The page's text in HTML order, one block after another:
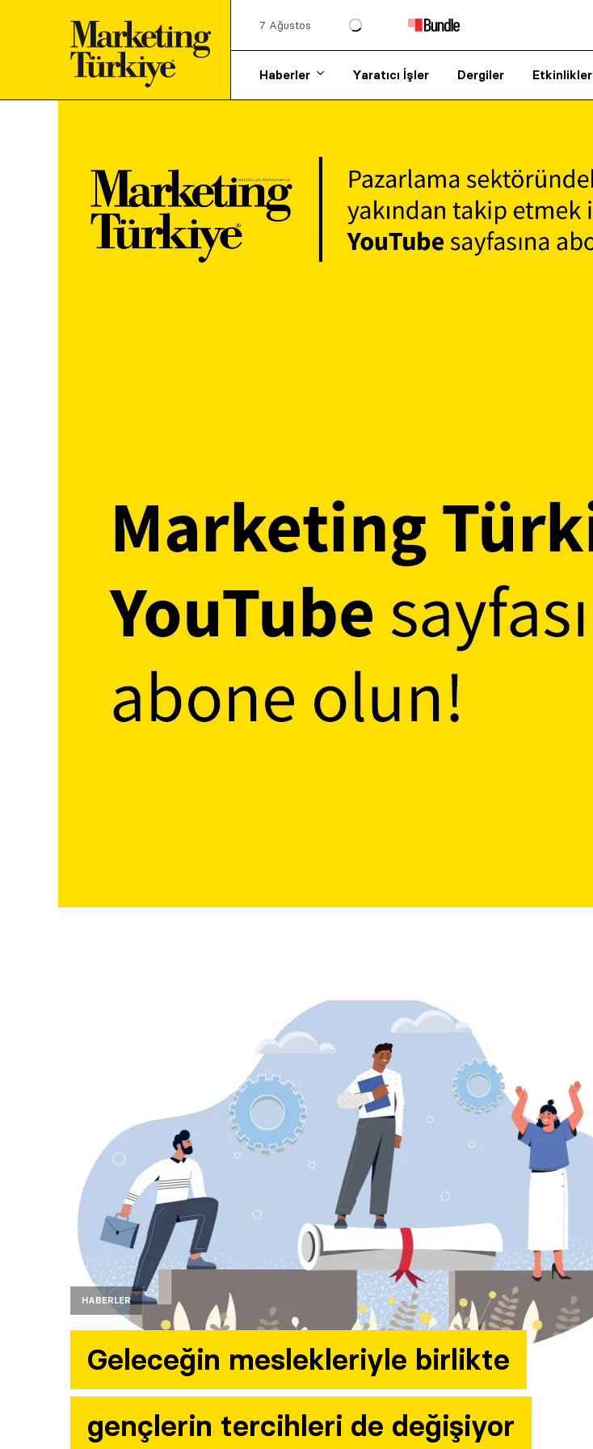
7 Ağustos
Haberler Yaratıcı İşler Dergiler Etkinlikler
HABERLER
Geleceğin meslekleriyle birlikte
gençlerin tercihleri de değişiyor